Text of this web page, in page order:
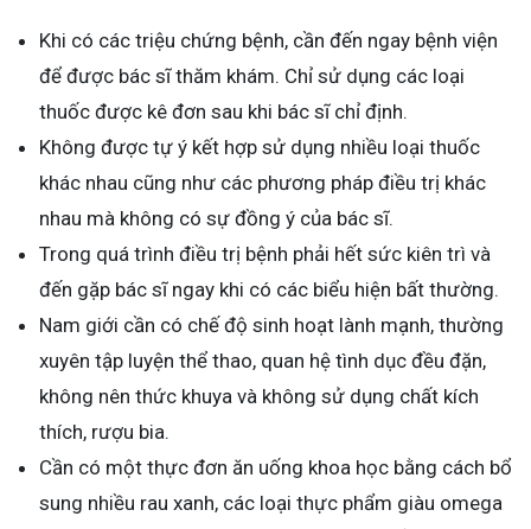
Khi có các triệu chứng bệnh, cần đến ngay bệnh viện
để được bác sĩ thăm khám. Chỉ sử dụng các loại
thuốc được kê đơn sau khi bác sĩ chỉ định.
Không được tự ý kết hợp sử dụng nhiều loại thuốc
khác nhau cũng như các phương pháp điều trị khác
nhau mà không có sự đồng ý của bác sĩ.
Trong quá trình điều trị bệnh phải hết sức kiên trì và
đến gặp bác sĩ ngay khi có các biểu hiện bất thường.
Nam giới cần có chế độ sinh hoạt lành mạnh, thường
xuyên tập luyện thể thao, quan hệ tình dục đều đặn,
không nên thức khuya và không sử dụng chất kích
thích, rượu bia.
Cần có một thực đơn ăn uống khoa học bằng cách bổ
sung nhiều rau xanh, các loại thực phẩm giàu omega